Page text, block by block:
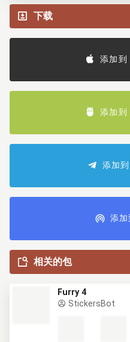
下载
添加到
添加到
添加
添
相关的包
Furry 4
StickersBot